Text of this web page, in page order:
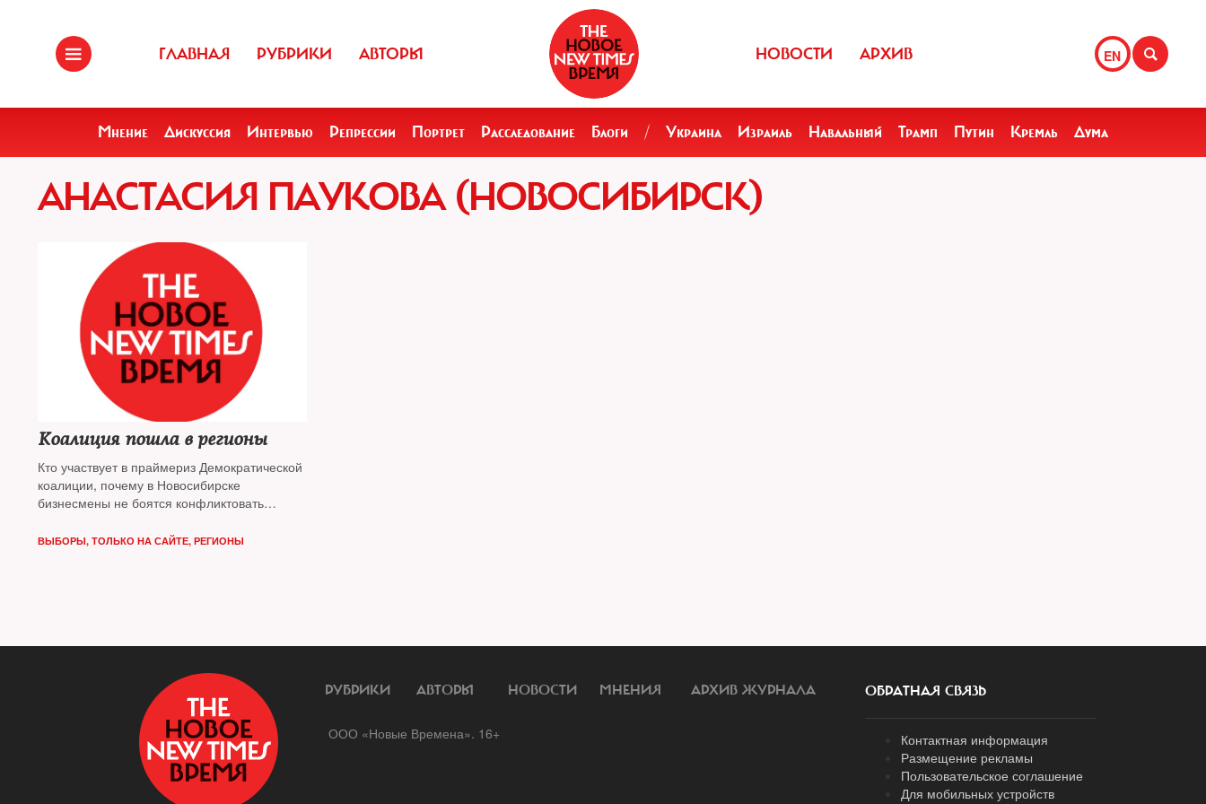
ГЛАВНАЯ РУБРИКИ АВТОРЫ EN
НОВОСТИ АРХИВ
Мнение Дискуссия Интервью Репрессии Портрет Расследование Блоги / Украина Израиль Навальный Трамп Путин Кремль Дума
АНАСТАСИЯ ПАУКОВА (НОВОСИБИРСК)
Коалиция пошла в регионы
Кто участвует в праймериз Демократической
коалиции, почему в Новосибирске
бизнесмены не боятся конфликтовать
университета мандат Калужской думы —
ВЫБОРЫ, ТОЛЬКО НА САЙТЕ, РЕГИОНЫ
РУБРИКИ АВТОРЫ НОВОСТИ МНЕНИЯ АРХИВ ЖУРНАЛА
ООО «Новые Времена». 16+
ОБРАТНАЯ СВЯЗЬ
Контактная информация
Размещение рекламы
Пользовательское соглашение
Для мобильных устройств